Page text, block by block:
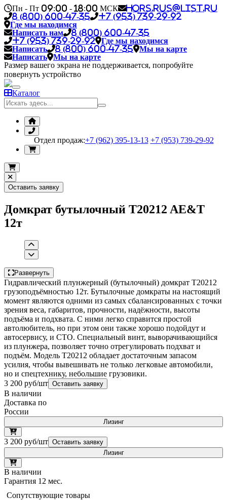
Пн - Пт 09:00 - 18:00 МСК
hors.rus@list.ru
8 (800) 600-47-35
+7 (953) 739-29-92
Где мы находимся
Написать нам
8 (800) 600-47-35
+7 (953) 739-29-92
Где мы находимся
Написать
8 (800) 600-47-35
Мы на карте
Написать
Мы на карте
Размер вашего экрана не поддерживается, попробуйте
повернуть устройство
Каталог
Отдел продаж:+7 (962) 395-13-13 +7 (953) 739-29-92
Оставить заявку
Домкрат бутылочный T20212 AE&T
12т
Развернуть
Гидравлический плунжерный (бутылочный) домкрат T20212
грузоподъёмностью 12т. Бутылочные домкраты на настоящий
момент являются одними из самых сбалансированных с точки
зрения веса, габаритов, прочности, надёжности, высоты
подъёма и подхвата. С ними легко справится простой
автолюбитель, но при этом они также хорошо подойдут и
автосервису, и СТО. Специальный винт, выворачивающийся
из плунжера, позволяет точно отрегулировать подхват и
подъём. Модель T20212 обладает достаточным запасом
усилия, чтобы вывешивать не только легковые автомобили,
но и спецтехнику, небольшие грузовики.
3 200 руб/шт Оставить заявку
В наличии
Доставка по
России
Лизинг
3 200 руб/шт Оставить заявку
Лизинг
В наличии
Гарантия 12 мес.
Сопутствующие товары